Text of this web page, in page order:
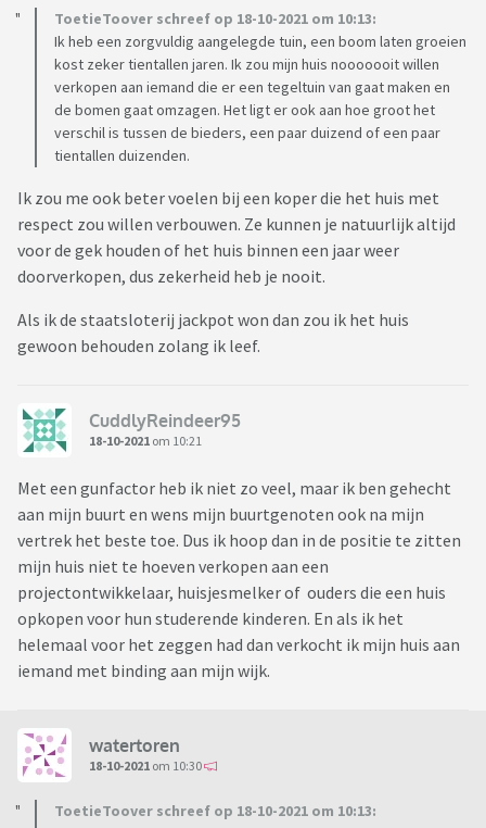
ToetieToover schreef op 18-10-2021 om 10:13:
Ik heb een zorgvuldig aangelegde tuin, een boom laten groeien
kost zeker tientallen jaren. Ik zou mijn huis nooooooit willen
verkopen aan iemand die er een tegeltuin van gaat maken en
de bomen gaat omzagen. Het ligt er ook aan hoe groot het
verschil is tussen de bieders, een paar duizend of een paar
tientallen duizenden.
Ik zou me ook beter voelen bij een koper die het huis met
respect zou willen verbouwen. Ze kunnen je natuurlijk altijd
voor de gek houden of het huis binnen een jaar weer
doorverkopen, dus zekerheid heb je nooit.
Als ik de staatsloterij jackpot won dan zou ik het huis
gewoon behouden zolang ik leef.
CuddlyReindeer95
18-10-2021 om 10:21
Met een gunfactor heb ik niet zo veel, maar ik ben gehecht
aan mijn buurt en wens mijn buurtgenoten ook na mijn
vertrek het beste toe. Dus ik hoop dan in de positie te zitten
mijn huis niet te hoeven verkopen aan een
projectontwikkelaar, huisjesmelker of ouders die een huis
opkopen voor hun studerende kinderen. En als ik het
helemaal voor het zeggen had dan verkocht ik mijn huis aan
iemand met binding aan mijn wijk.
watertoren
18-10-2021 om 10:30
ToetieToover schreef op 18-10-2021 om 10:13: